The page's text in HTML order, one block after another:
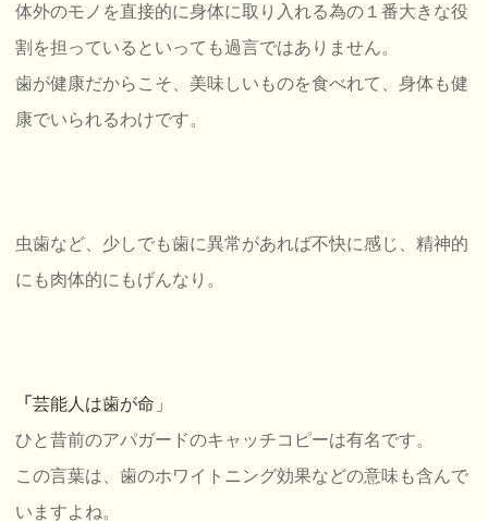
体外のモノを直接的に身体に取り入れる為の１番大きな役
割を担っているといっても過言ではありません。
歯が健康だからこそ、美味しいものを食べれて、身体も健
康でいられるわけです。
虫歯など、少しでも歯に異常があれば不快に感じ、精神的
にも肉体的にもげんなり。
「芸能人は歯が命」
ひと昔前のアパガードのキャッチコピーは有名です。
この言葉は、歯のホワイトニング効果などの意味も含んで
いますよね。